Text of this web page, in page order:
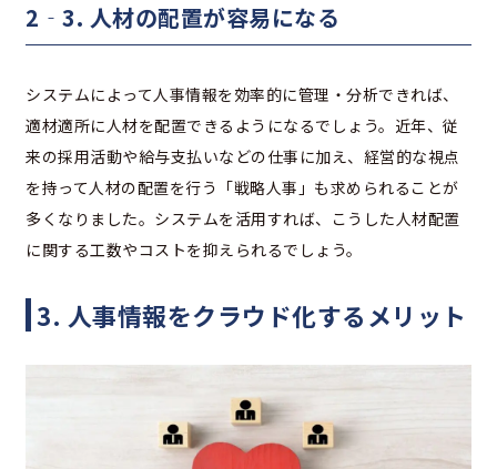
2‐3. 人材の配置が容易になる
システムによって人事情報を効率的に管理・分析できれば、
適材適所に人材を配置できるようになるでしょう。近年、従
来の採用活動や給与支払いなどの仕事に加え、経営的な視点
を持って人材の配置を行う「戦略人事」も求められることが
多くなりました。システムを活用すれば、こうした人材配置
に関する工数やコストを抑えられるでしょう。
3. 人事情報をクラウド化するメリット